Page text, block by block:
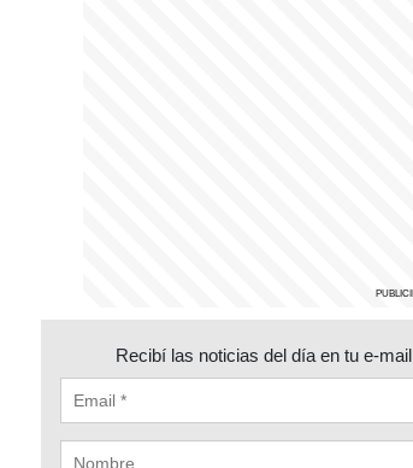
Recibí las noticias del día en tu e-mail